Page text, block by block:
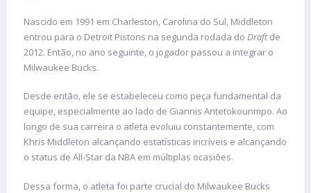
Nascido em 1991 em Charleston, Carolina do Sul, Middleton
entrou para o Detroit Pistons na segunda rodada do Draftde
2012. Então, no ano seguinte, o jogador passou a integrar o
Milwaukee Bucks.
Desde então, ele se estabeleceu como peça fundamental da
equipe, especialmente ao lado de Giannis Antetokounmpo. Ao
longo de sua carreira o atleta evoluiu constantemente, com
Khris Middleton alcançando estatísticas incríveis e alcançando
o status de All-Star da NBA em múltiplas ocasiões.
Dessa forma, o atleta foi parte crucial do Milwaukee Bucks